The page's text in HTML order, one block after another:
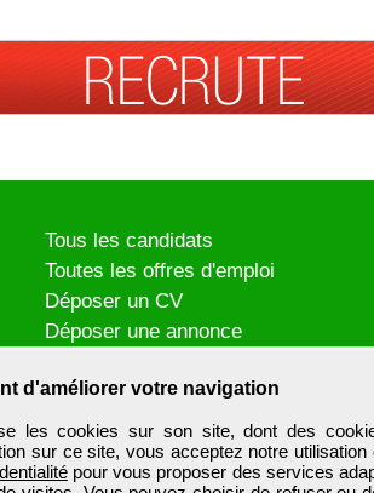
d'améliorer votre navigation
les cookies sur son site, dont des
sur ce site, vous acceptez notre utilisation
pour vous proposer des services
Tous les candidats
Toutes les offres d'emploi
Déposer un CV
Déposer une annonce